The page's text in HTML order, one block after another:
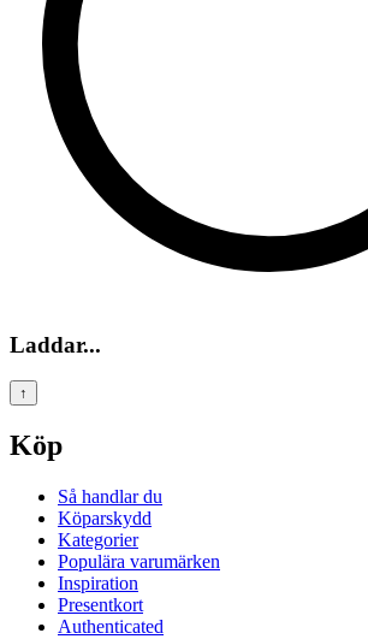
Laddar...
↑
Köp
Så handlar du
Köparskydd
Kategorier
Populära varumärken
Inspiration
Presentkort
Authenticated